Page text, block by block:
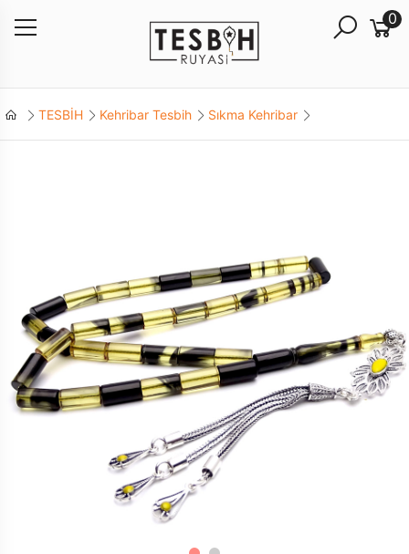
0
TESBİH Kehribar Tesbih Sıkma Kehribar